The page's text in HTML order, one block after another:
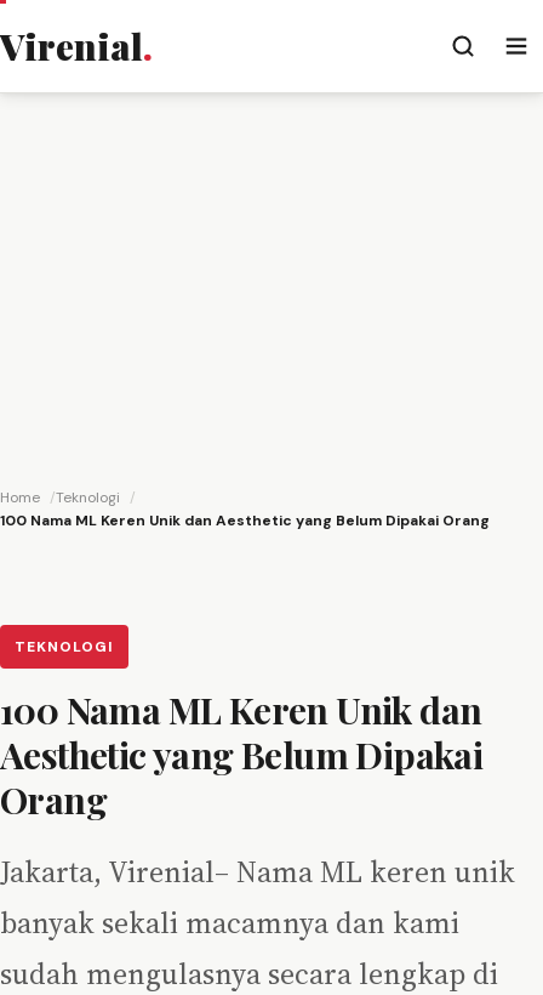
Virenial.
Home
Teknologi
100 Nama ML Keren Unik dan Aesthetic yang Belum Dipakai Orang
TEKNOLOGI
100 Nama ML Keren Unik dan
Aesthetic yang Belum Dipakai
Orang
Jakarta, Virenial– Nama ML keren unik
banyak sekali macamnya dan kami
sudah mengulasnya secara lengkap di